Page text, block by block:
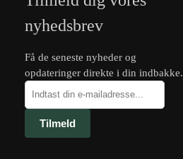
nyhedsbrev
Få de seneste nyheder og
opdateringer direkte i din indbakke.